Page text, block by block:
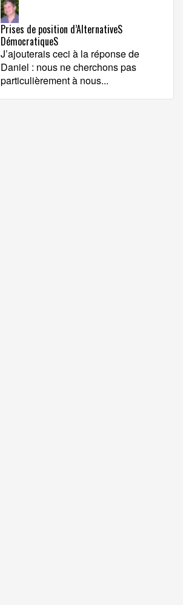
Prises de position d’AlternativeS
DémocratiqueS
J’ajouterais ceci à la réponse de
Daniel : nous ne cherchons pas
particulièrement à nous...